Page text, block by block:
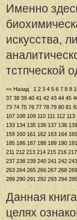
Именно
искусства,
тстпческой
<< Назад 1 2 3 4 5 6 7 8 9
37 38 39 40 41 42 43 44 45
73 74 75 76 77 78 79 80 81
107 108 109 110 111 112 113
133 134 135 136 137 138 139
159 160 161 162 163 164 165
185 186 187 188 189 190 191
211 212 213 214 215 216 217
237 238 239 240 241 242 243
263 264 265 266 267 268 269
289 290 291 292 293 294 295
Данная
целях